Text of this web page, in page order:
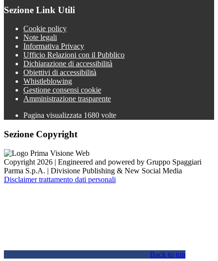
Sezione Link Utili
Cookie policy
Note legali
Informativa Privacy
Ufficio Relazioni con il Pubblico
Dichiarazione di accessibilità
Obiettivi di accessibilità
Whistleblowing
Gestione consensi cookie
Amministrazione trasparente
Pagina visualizzata 1680 volte
Sezione Copyright
Copyright 2026 | Engineered and powered by Gruppo Spaggiari
Parma S.p.A. | Divisione Publishing & New Social Media
Disclaimer trattamento dati personali
Back to top